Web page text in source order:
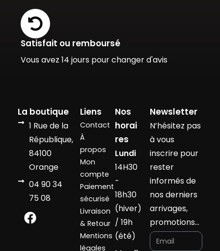
Satisfait ou remboursé
Vous avez 14 jours pour changer d'avis
La boutique
1 Rue de la
République,
84100
Orange
04 90 34
75 08
Liens
Contact
À
propos
Mon
compte
Paiement
sécurisé
Livraison
& Retour
Mentions
légales
Nos
horai
res
Lundi
14H30
-
18h30
(hiver)
/ 19h
(été)
Newsletter
N’hésitez pas
à vous
inscrire pour
rester
informés de
nos derniers
arrivages,
promotions…